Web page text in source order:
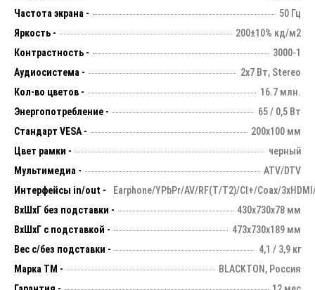
Частота экрана -
50 Гц
Яркость -
200±10% кд/м2
Контрастность -
3000-1
Аудиосистема -
2х7 Вт, Stereo
Кол-во цветов -
16.7 млн.
Энергопотребление -
65 / 0,5 Вт
Стандарт VESA -
200х100 мм
Цвет рамки -
черный
Мультимедиа -
ATV/DTV
Интерфейсы in/out -
Earphone/YPbPr/AV/RF(T/T2)/CI+/Coax/
ВхШхГ без подставки -
430х730х78 мм
ВхШхГ с подставкой -
473x730x189 мм
Вес с/без подставки -
4,1 / 3,9 кг
Марка ТМ -
BLACKTON, Россия